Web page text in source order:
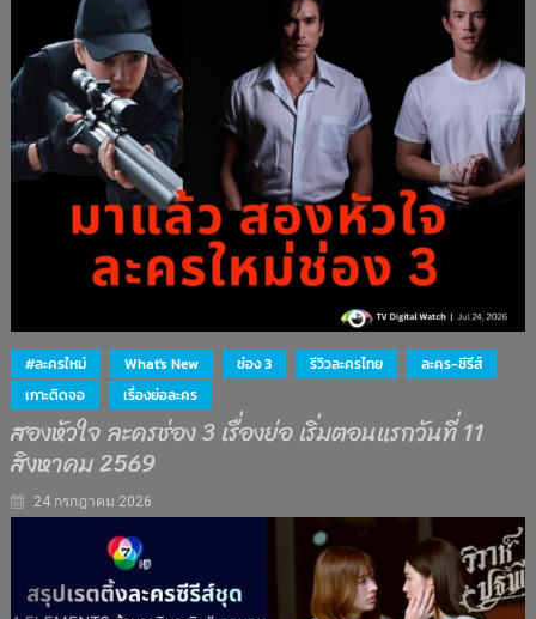
#ละครใหม่ What's New ช่อง 3 รีวิวละครไทย
ละคร-ซีรีส์
เกาะติดจอ
เรื่องย่อละคร
สองหัวใจ ละครช่อง 3 เรื่องย่อ เริ่มตอนแรกวันที่ 11
สิงหาคม 2569
24 กรกฎาคม 2026